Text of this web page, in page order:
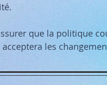
que la politique
les